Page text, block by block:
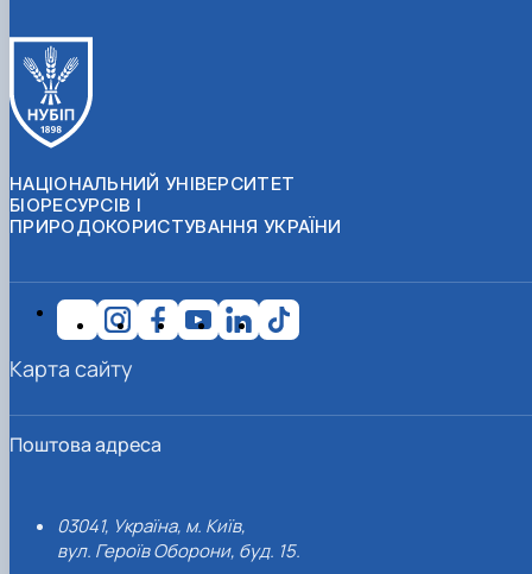
НАЦІОНАЛЬНИЙ УНІВЕРСИТЕТ
БІОРЕСУРСІВ І
ПРИРОДОКОРИСТУВАННЯ УКРАЇНИ
Поштова адреса
03041, Україна, м. Київ,
вул. Героїв Оборони, буд. 15.
Карта сайту